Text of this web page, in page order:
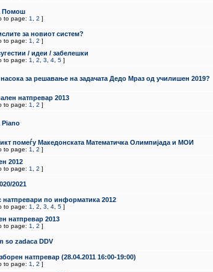
Помош
to page: 1 2 ]
за новиот систем?
to page: 1 2 ]
/ идеи / забелешки
to page: 1 2 3 4 5 ]
насока за решавање на задачата Дедо Мраз од училишен 2019?
натпревар 2013
to page: 1 2 ]
Piano
помеѓу Македонската Математичка Олимпијада и МОИ
to page: 1 2 ]
2012
to page: 1 2 ]
2021
натпревари по информатика 2012
to page: 1 2 3 4 5 ]
натпревар 2013
to page: 1 2 ]
so zadaca DDV
натпревар (28.04.2011 16:00-19:00)
to page: 1 2 ]